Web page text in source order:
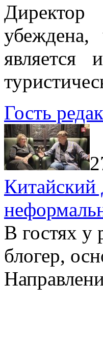
убеждена,
является
Гость
Китайский
В гостях
блогер,